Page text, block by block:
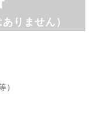
りません）
）